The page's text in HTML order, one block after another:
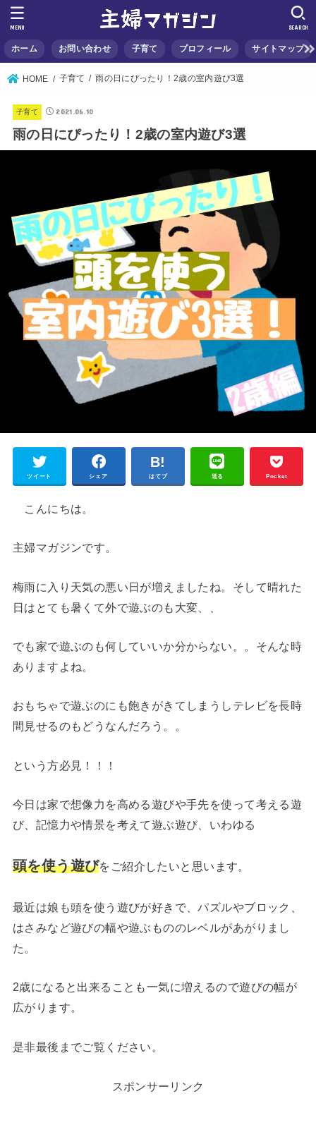
ホーム お問い合わせ 子育て プロフィール サイトマップ
SEARCH
MENU
HOME 子育て 雨の日にぴったり！2歳の室内遊び3選
子育て 2021.06.10
雨の日にぴったり！2歳の室内遊び3選
ツイート シェア はてブ 送る Pocket
こんにちは。
主婦マガジンです。
梅雨に入り天気の悪い日が増えましたね。そして晴れた
日はとても暑くて外で遊ぶのも大変、、
でも家で遊ぶのも何していいか分からない。。そんな時
ありますよね。
おもちゃで遊ぶのにも飽きがきてしまうしテレビを長時
間見せるのもどうなんだろう。。
という方必見！！！
今日は家で想像力を高める遊びや手先を使って考える遊
び、記憶力や情景を考えて遊ぶ遊び、いわゆる
頭を使う遊びをご紹介したいと思います。
最近は娘も頭を使う遊びが好きで、パズルやブロック、
はさみなど遊びの幅や遊ぶもののレベルがあがりまし
た。
2歳になると出来ることも一気に増えるので遊びの幅が
広がります。
是非最後までご覧ください。
スポンサーリンク